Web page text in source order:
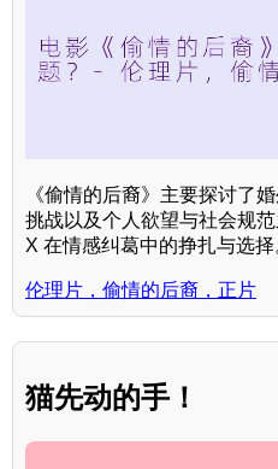
《偷情的后裔》主要探讨了
挑战以及个人欲望与社会规
X 在情感纠葛中的挣扎与选择
伦理片，偷情的后裔，正片
猫先动的手！